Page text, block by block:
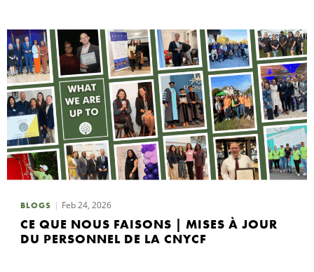
BLOGS Feb 24, 2026
CE QUE NOUS FAISONS | MISES À JOUR
DU PERSONNEL DE LA CNYCF